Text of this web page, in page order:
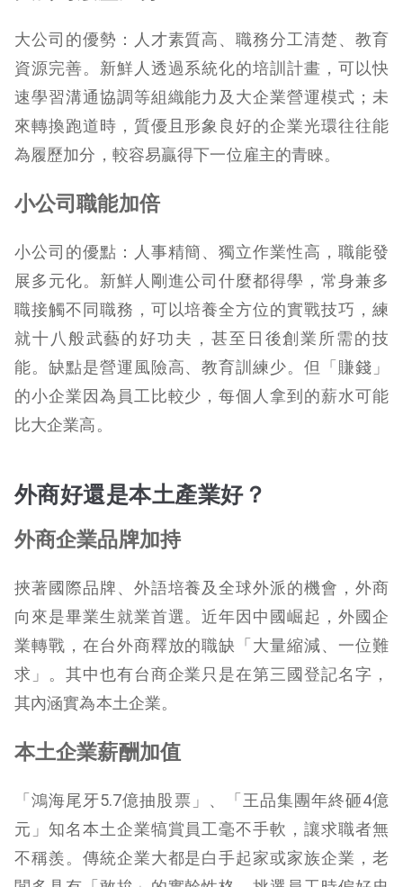
大公司的優勢：人才素質高、職務分工清楚、教育
資源完善。新鮮人透過系統化的培訓計畫，可以快
速學習溝通協調等組織能力及大企業營運模式；未
來轉換跑道時，質優且形象良好的企業光環往往能
為履歷加分，較容易贏得下一位雇主的青睞。
小公司職能加倍
小公司的優點：人事精簡、獨立作業性高，職能發
展多元化。新鮮人剛進公司什麼都得學，常身兼多
職接觸不同職務，可以培養全方位的實戰技巧，練
就十八般武藝的好功夫，甚至日後創業所需的技
能。缺點是營運風險高、教育訓練少。但「賺錢」
的小企業因為員工比較少，每個人拿到的薪水可能
比大企業高。
外商好還是本土產業好？
外商企業品牌加持
挾著國際品牌、外語培養及全球外派的機會，外商
向來是畢業生就業首選。近年因中國崛起，外國企
業轉戰，在台外商釋放的職缺「大量縮減、一位難
求」。其中也有台商企業只是在第三國登記名字，
其內涵實為本土企業。
本土企業薪酬加值
「鴻海尾牙5.7億抽股票」、「王品集團年終砸4億
元」知名本土企業犒賞員工毫不手軟，讓求職者無
不稱羨。傳統企業大都是白手起家或家族企業，老